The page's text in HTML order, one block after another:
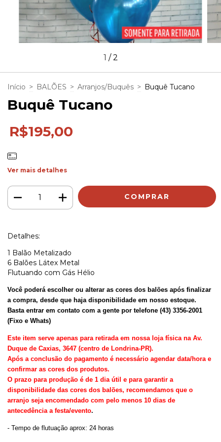
1 /2
Início > BALÕES > Arranjos/Buquês > Buquê Tucano
Buquê Tucano
R$195,00
Ver mais detalhes
Detalhes:
1 Balão Metalizado
6 Balões Látex Metal
Flutuando com Gás Hélio
Você poderá escolher ou alterar as cores dos balões após finalizar
a compra, desde que haja disponibilidade em nosso estoque.
Basta entrar em contato com a gente por telefone (43) 3356-2001
(Fixo e Whats)
Este item serve apenas para retirada em nossa loja física na Av.
Duque de Caxias, 3647 (centro de Londrina-PR).
Após a conclusão do pagamento é necessário agendar data/hora e
confirmar as cores dos produtos.
O prazo para produção é de 1 dia útil e para garantir a
disponibilidade das cores dos balões, recomendamos que o
arranjo seja encomendado com pelo menos 10 dias de
antecedência a festa/evento.
- Tempo de flutuação aprox: 24 horas